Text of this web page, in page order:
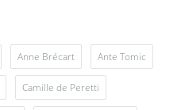
Anne Brécart Ante Tomic
Camille de Peretti